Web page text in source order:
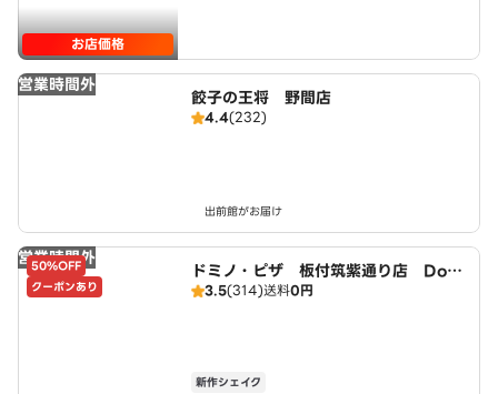
お店価格
営業時間外
餃子の王将 野間店
4.4(232)
出前館がお届け
営業時間外
50%OFF
クーポンあり
ドミノ・ピザ 板付筑紫通り店 Domi
no's
3.5(314)送料0円
新作シェイク